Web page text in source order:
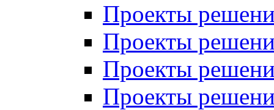
Проекты
Проекты
Проекты
Проекты